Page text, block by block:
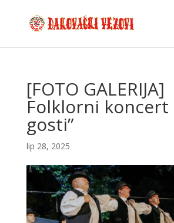
[FOTO GALERIJA]
Folklorni koncert
gosti”
lip 28, 2025